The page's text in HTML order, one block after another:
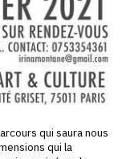
qui saura nous
qui la